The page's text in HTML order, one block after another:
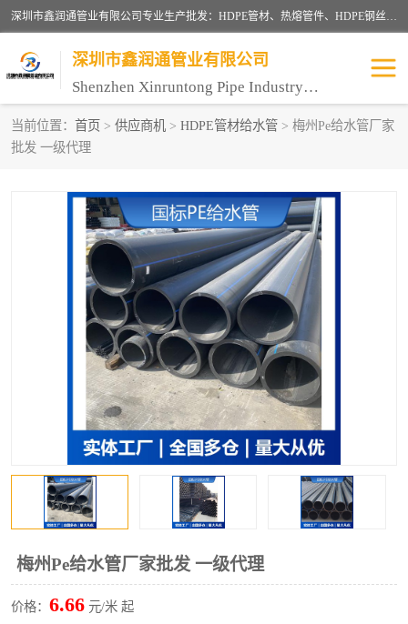
深圳市鑫润通管业有限公司专业生产批发：HDPE管材、热熔管件、HDPE钢丝骨架管、电熔管件、HDPE双壁波纹管、MPP电力管、井盖、PVC管材管件、PPR管材管件等；公司自创建以来，始终秉承“团结、务实、创新、守信”的服务宗旨，凭借专业的服务以及多年的勤奋拼搏，发展成为一家专业销售各种管材管件，绝缘电工套管及配件等系列产品的贸易公司。
深圳市鑫润通管业有限公司
Shenzhen Xinruntong Pipe Industry Co., Ltd
当前位置： 首页 > 供应商机 > HDPE管材给水管 > 梅州Pe给水管厂家
批发 一级代理
梅州Pe给水管厂家批发 一级代理
价格： 6.66 元/米 起
HDPE管材给水管
HDPE双壁波纹管 HDPE电力通讯管
UPVC电力通讯管 MPP电力通信管
联塑PVC管 联塑PPR管
联塑PE管 联塑家装红蓝线管